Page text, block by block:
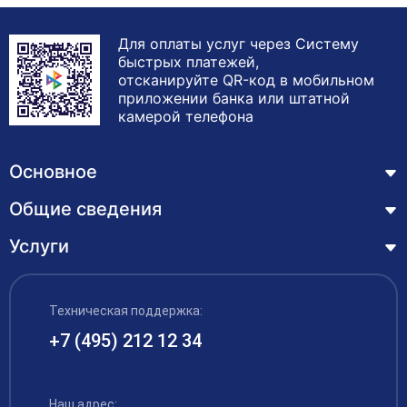
смене фамилии при необходимости, согласие на
книжка, если она требуется для оформления.
Для оплаты услуг через Систему
быстрых платежей,
отсканируйте QR-код в мобильном
приложении банка или штатной
камерой телефона
Основное
Курсы
Лицензия
Обучающимся
Акции
Общие сведения
Основные сведения
Структура и органы управления образовательной
организацией
Документы
Руководство и педагогический состав
Услуги
Профессиональная переподготовка
Курсы повышения квалификации – дистанционное
обучение с выдачей удостоверения
Рабочие специальности
Техническая поддержка:
+7 (495) 212 12 34